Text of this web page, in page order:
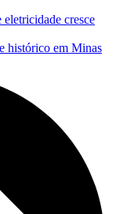
eletricidade cresce
histórico em Minas